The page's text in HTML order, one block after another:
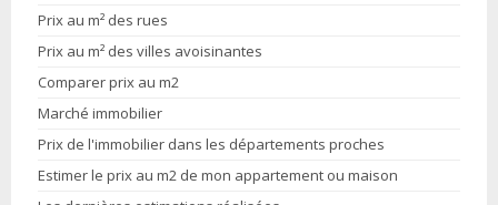
Prix au m² des rues
Prix au m² des villes avoisinantes
Comparer prix au m2
Marché immobilier
Prix de l'immobilier dans les départements proches
Estimer le prix au m2 de mon appartement ou maison